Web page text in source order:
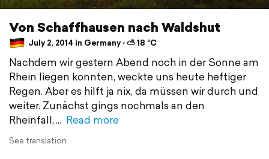
Von Schaffhausen nach Waldshut
July 2, 2014 in Germany ⋅ ⛅ 18 °C
Nachdem wir gestern Abend noch in der Sonne am
Rhein liegen konnten, weckte uns heute heftiger
Regen. Aber es hilft ja nix, da müssen wir durch und
weiter. Zunächst gings nochmals an den
Rheinfall,
Read more
See translation